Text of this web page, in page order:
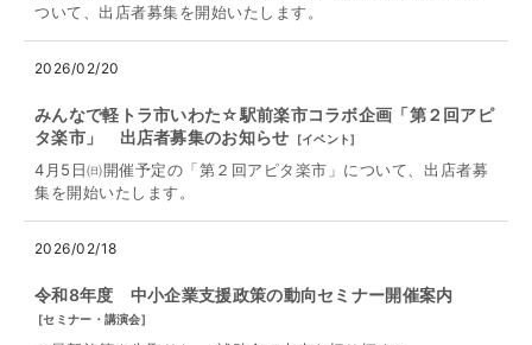
ついて、出店者募集を開始いたします。
2026/02/20
みんなで軽トラ市いわた☆駅前楽市コラボ企画「第２回アピ
タ楽市」 出店者募集のお知らせ
[イベント]
4月5日㈰開催予定の「第２回アピタ楽市」について、出店者募
集を開始いたします。
2026/02/18
令和8年度 中小企業支援政策の動向セミナー開催案内
[セミナー・講演会]